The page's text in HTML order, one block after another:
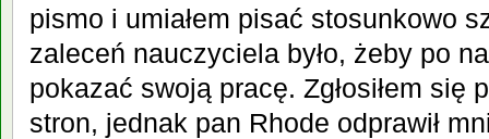
pismo i umiałem pisać stosunkowo
zaleceń nauczyciela było, żeby po
pokazać swoją pracę. Zgłosiłem się
stron, jednak pan Rhode odprawił